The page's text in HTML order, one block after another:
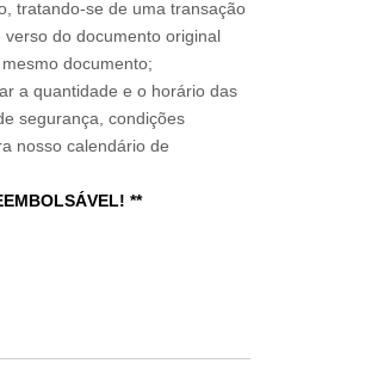
tratando-se de uma transação
do documento original
documento;
a quantidade e o horário das
segurança, condições
nosso calendário de
**